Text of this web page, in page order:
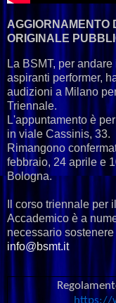
AGGIORNAMENTO
ORIGINALE
La BSMT, per
aspiranti performer,
audizioni a Milano
Triennale.
L'appuntamento è
in viale Cassinis, 33.
Rimangono
febbraio, 24 aprile e
Bologna.
Il corso triennale
Accademico è a
necessario
info@bsmt.it
https://